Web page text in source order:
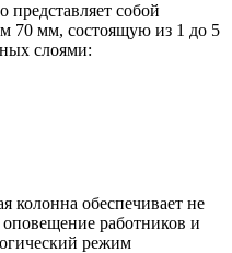
представляет собой
70 мм, состоящую из 1 до 5
слоями:
колонна обеспечивает не
оповещение работников и
режим